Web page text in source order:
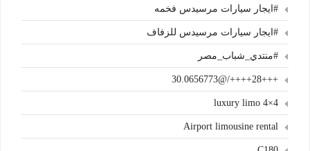
#ايجار سيارات مرسيدس فخمه
#ايجار سيارات مرسيدس للزفاف
#منتدي_شباب_مصر
+++28++++/@30.0656773
4×4 luxury limo
Airport limousine rental